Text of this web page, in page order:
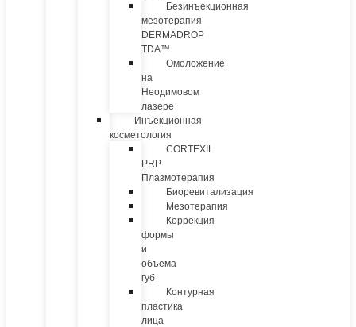
Безинъекционная
мезотерапия
DERMADROP
TDA™
Омоложение
на
Неодимовом
лазере
Инъекционная
косметология
CORTEXIL
PRP
Плазмотерапия
Биоревитализация
Мезотерапия
Коррекция
формы
и
объема
губ
Контурная
пластика
лица